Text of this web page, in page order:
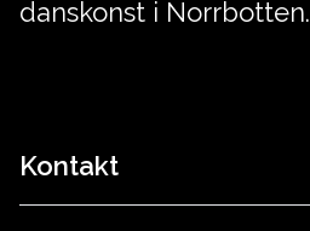
danskonst i Norrbotten.
Kontakt